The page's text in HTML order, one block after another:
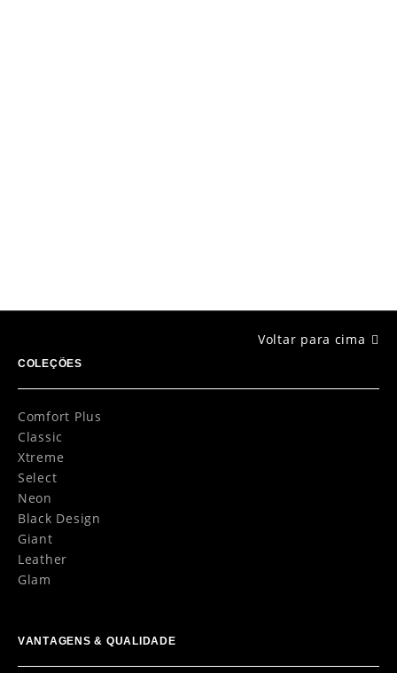
Voltar para cima
COLEÇÕES
Comfort Plus
Classic
Xtreme
Select
Neon
Black Design
Giant
Leather
Glam
VANTAGENS & QUALIDADE